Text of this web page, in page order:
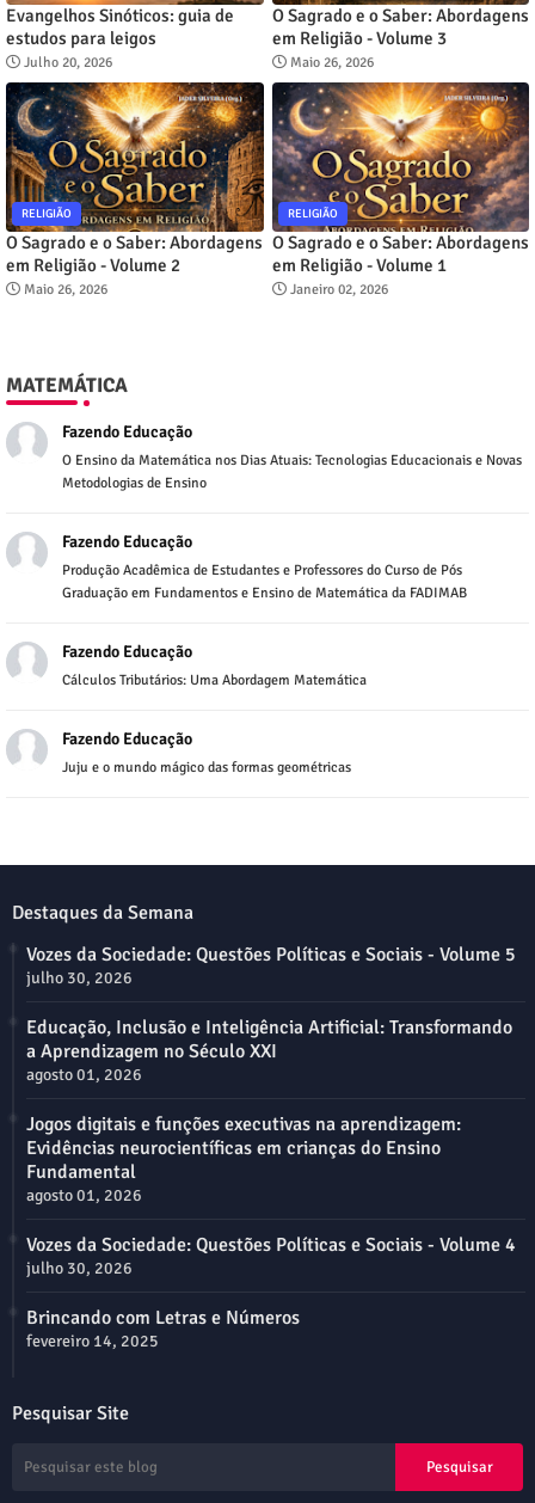
Evangelhos Sinóticos: guia de
estudos para leigos
Julho 20, 2026
O Sagrado e o Saber: Abordagens
em Religião - Volume 3
Maio 26, 2026
RELIGIÃO
O Sagrado e o Saber: Abordagens
em Religião - Volume 2
Maio 26, 2026
RELIGIÃO
O Sagrado e o Saber: Abordagens
em Religião - Volume 1
Janeiro 02, 2026
MATEMÁTICA
Fazendo Educação
O Ensino da Matemática nos Dias Atuais: Tecnologias Educacionais e Novas
Metodologias de Ensino
Fazendo Educação
Produção Acadêmica de Estudantes e Professores do Curso de Pós
Graduação em Fundamentos e Ensino de Matemática da FADIMAB
Fazendo Educação
Cálculos Tributários: Uma Abordagem Matemática
Fazendo Educação
Juju e o mundo mágico das formas geométricas
Destaques da Semana
Vozes da Sociedade: Questões Políticas e Sociais - Volume 5
julho 30, 2026
Educação, Inclusão e Inteligência Artificial: Transformando
a Aprendizagem no Século XXI
agosto 01, 2026
Jogos digitais e funções executivas na aprendizagem:
Evidências neurocientíficas em crianças do Ensino
Fundamental
agosto 01, 2026
Vozes da Sociedade: Questões Políticas e Sociais - Volume 4
julho 30, 2026
Brincando com Letras e Números
fevereiro 14, 2025
Pesquisar Site